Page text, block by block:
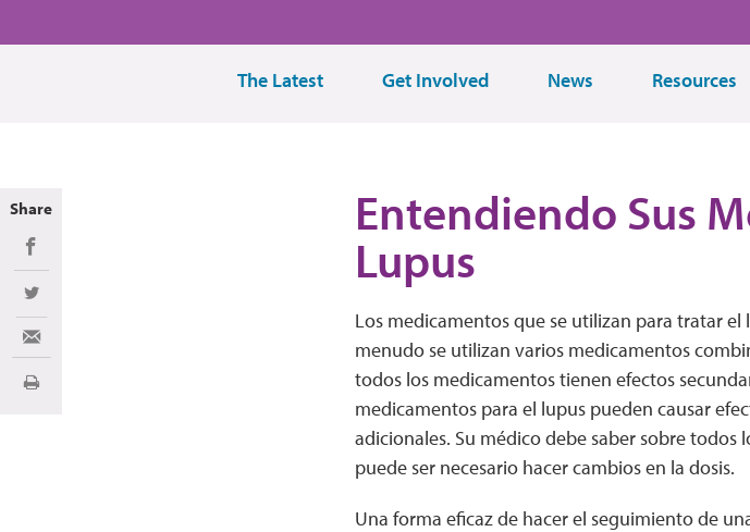
The Latest Get Involved News Resources
Entendiendo Sus
Lupus
Los medicamentos que se utilizan para tratar
menudo se utilizan varios medicamentos
todos los medicamentos tienen efectos
medicamentos para el lupus pueden causar
adicionales. Su médico debe saber sobre
puede ser necesario hacer cambios en la dosis.
Una forma eficaz de hacer el seguimiento de
Share
Share on Facebook
Share on Twitter
Share via Email
Imprimir